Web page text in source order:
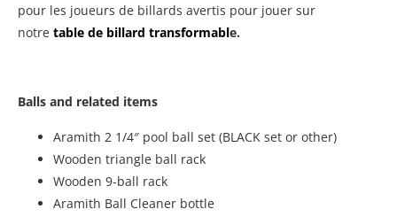
pour les joueurs de billards avertis pour jouer sur
notre table de billard transformable.
Balls and related items
Aramith 2 1/4″ pool ball set (BLACK set or other)
Wooden triangle ball rack
Wooden 9-ball rack
Aramith Ball Cleaner bottle